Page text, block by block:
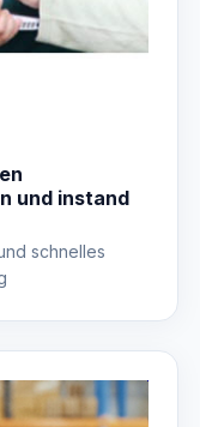
und instand
schnelles